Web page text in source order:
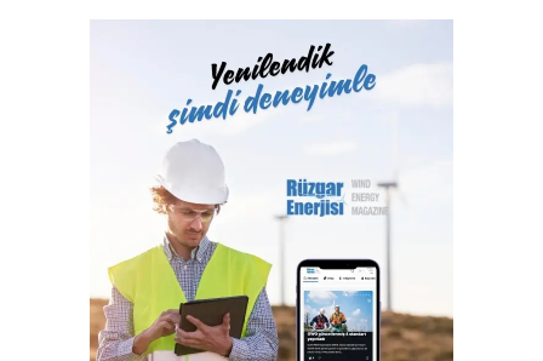
Vakfı, fiziki alanlarının yeterliliği ve gelişmeye açık oluşu
ile büyüme yolunda hızla ilerliyor. Türk Loydu, Türkiye’nin
milli kuruluşudur. Yetkisi olan alanlar hemen hemen
Türkiye’nin ekonomisine katkı sağlayan sektörlerin
tamamını içermektedir ve IACS üyeliğimiz ile büyümenin,
gelişmenin ve ülkemize katkı sağlamanın faydası ve gururu
100. yılında Türkiye Cumhuriyeti’nindir.”